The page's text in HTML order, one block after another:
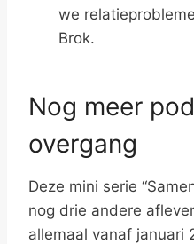
we
Brok.
Nog meer
overgang
Deze mini serie
nog drie andere
allemaal vanaf januari